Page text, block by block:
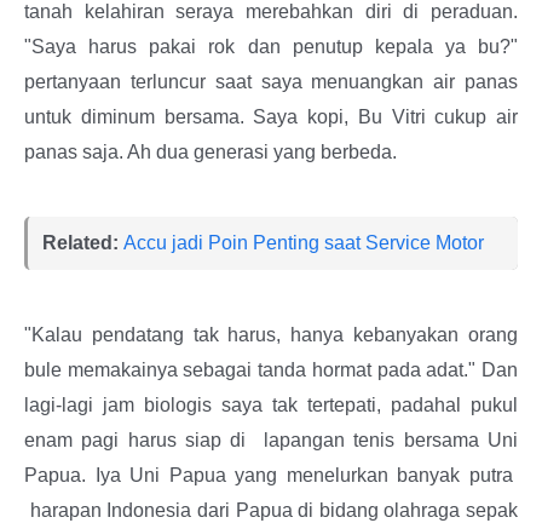
tanah kelahiran seraya merebahkan diri di peraduan.
"Saya harus pakai rok dan penutup kepala ya bu?"
pertanyaan terluncur saat saya menuangkan air panas
untuk diminum bersama. Saya kopi, Bu Vitri cukup air
panas saja. Ah dua generasi yang berbeda.
Related: Accu jadi Poin Penting saat Service Motor
"Kalau pendatang tak harus, hanya kebanyakan orang
bule memakainya sebagai tanda hormat pada adat." Dan
lagi-lagi jam biologis saya tak tertepati, padahal pukul
enam pagi harus siap di lapangan tenis bersama Uni
Papua. Iya Uni Papua yang menelurkan banyak putra
harapan Indonesia dari Papua di bidang olahraga sepak